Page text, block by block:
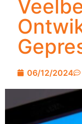
06/12/2024